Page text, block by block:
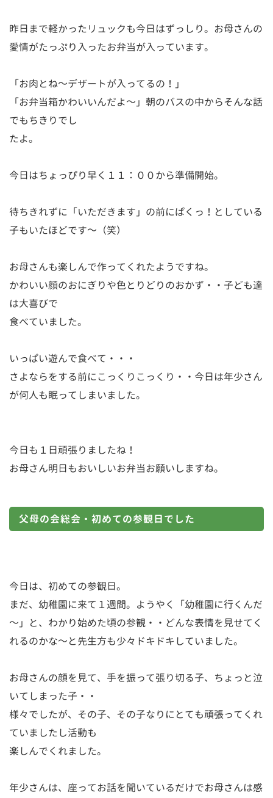
昨日まで軽かったリュックも今日はずっしり。お母さんの
愛情がたっぷり入ったお弁当が入っています。
「お肉とね～デザートが入ってるの！」
「お弁当箱かわいいんだよ～」朝のバスの中からそんな話
でもちきりでし
たよ。
今日はちょっぴり早く１１：００から準備開始。
待ちきれずに「いただきます」の前にぱくっ！としている
子もいたほどです～（笑）
お母さんも楽しんで作ってくれたようですね。
かわいい顔のおにぎりや色とりどりのおかず・・子ども達
は大喜びで
食べていました。
いっぱい遊んで食べて・・・
さよならをする前にこっくりこっくり・・今日は年少さん
が何人も眠ってしまいました。
今日も１日頑張りましたね！
お母さん明日もおいしいお弁当お願いしますね。
父母の会総会・初めての参観日でした
今日は、初めての参観日。
まだ、幼稚園に来て１週間。ようやく「幼稚園に行くんだ
～」と、わかり始めた頃の参観・・どんな表情を見せてく
れるのかな～と先生方も少々ドキドキしていました。
お母さんの顔を見て、手を振って張り切る子、ちょっと泣
いてしまった子・・
様々でしたが、その子、その子なりにとても頑張ってくれ
ていましたし活動も
楽しんでくれました。
年少さんは、座ってお話を聞いているだけでお母さんは感